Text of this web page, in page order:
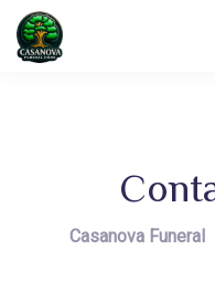
Casanova Funeral